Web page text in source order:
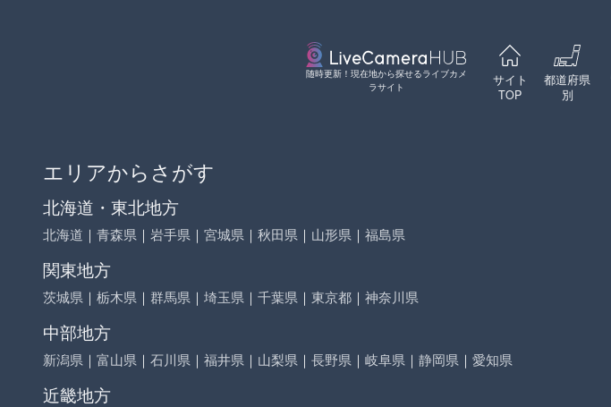
随時更新！現在地から探せるライブカメ
ラサイト
サイト
TOP
都道府県
別
エリアからさがす
北海道・東北地方
北海道 ｜ 青森県 ｜ 岩手県 ｜ 宮城県 ｜ 秋田県 ｜ 山形県 ｜ 福島県
関東地方
茨城県 ｜ 栃木県 ｜ 群馬県 ｜ 埼玉県 ｜ 千葉県 ｜ 東京都 ｜ 神奈川県
中部地方
新潟県 ｜ 富山県 ｜ 石川県 ｜ 福井県 ｜ 山梨県 ｜ 長野県 ｜ 岐阜県 ｜ 静岡県 ｜ 愛知県
近畿地方